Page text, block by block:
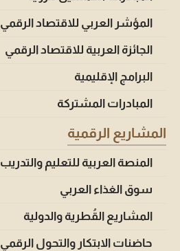
المؤشر العربي للاقتصاد الرقمي
الجائزة العربية للاقتصاد الرقمي
البرامج الإقليمية
المبادرات المشتركة
المشاريع الرقمية
المنصة العربية للتعليم والتدريب
سوق الغذاء العربي
المشاريع القُطرية والدولية
حاضنات الابتكار والتحول الرقمي